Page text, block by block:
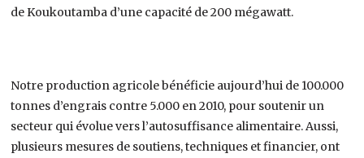
de Koukoutamba d’une capacité de 200 mégawatt.
Notre production agricole bénéficie aujourd’hui de 100.000
tonnes d’engrais contre 5.000 en 2010, pour soutenir un
secteur qui évolue vers l’autosuffisance alimentaire. Aussi,
plusieurs mesures de soutiens, techniques et financier, ont